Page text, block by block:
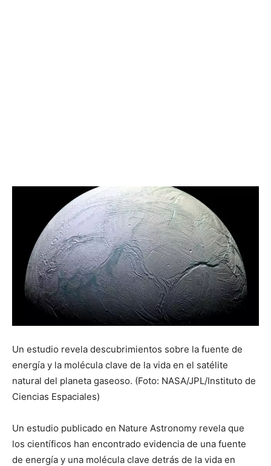
Un estudio revela descubrimientos sobre la fuente de
energía y la molécula clave de la vida en el satélite
natural del planeta gaseoso. (Foto: NASA/JPL/Instituto de
Ciencias Espaciales)
Un estudio publicado en Nature Astronomy revela que
los científicos han encontrado evidencia de una fuente
de energía y una molécula clave detrás de la vida en